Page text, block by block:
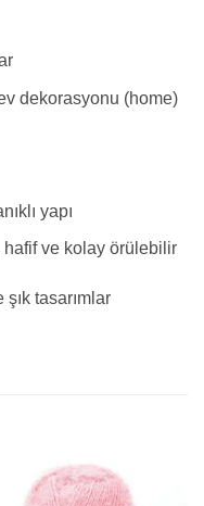
dekorasyonu (home)
yapı
ve kolay örülebilir
tasarımlar